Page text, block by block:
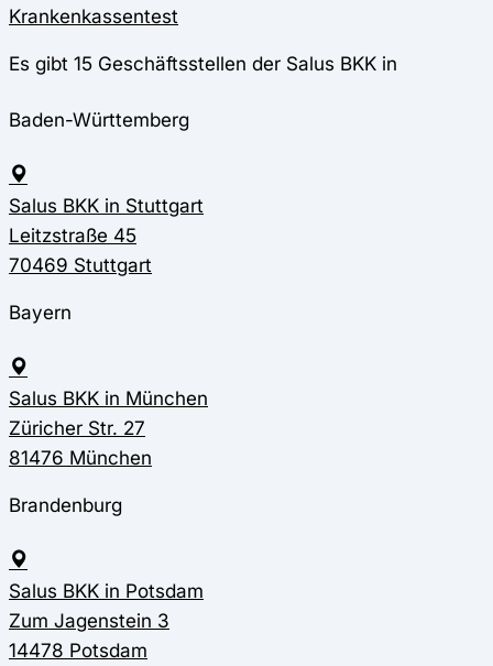
Krankenkassentest
Es gibt 15 Geschäftsstellen der Salus BKK in
Baden-Württemberg
Salus BKK in Stuttgart
Leitzstraße 45
70469 Stuttgart
Bayern
Salus BKK in München
Züricher Str. 27
81476 München
Brandenburg
Salus BKK in Potsdam
Zum Jagenstein 3
14478 Potsdam